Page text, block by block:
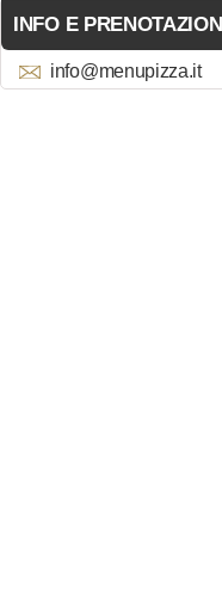
INFO E PRENOTAZIONI
info@menupizza.it